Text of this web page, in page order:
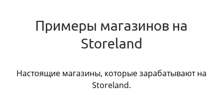
Примеры магазинов на
Storeland
Настоящие магазины, которые зарабатывают на
Storeland.